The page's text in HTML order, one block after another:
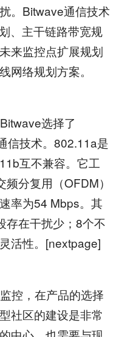
。Bitwave通信技术
、主干链路带宽规
来监控点扩展规划
网络规划方案。
选择了
信技术。802.11a是
互不兼容。它工
分复用（OFDM）
率为54 Mbps。其
存在干扰少；8个不
活性。[nextpage]
控，在产品的选择
社区的建设是非常